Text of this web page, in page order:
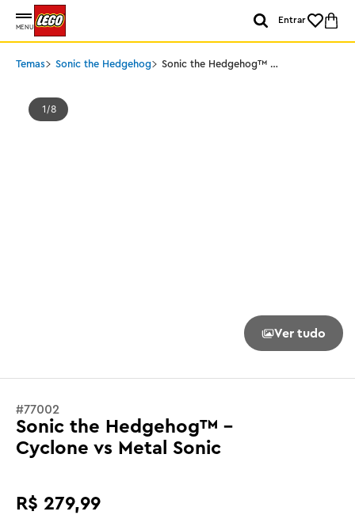
MENU
Entrar
Temas Sonic the Hedgehog
Sonic the Hedgehog™ -
1 8
Ver tudo
#77002
Sonic the Hedgehog™ -
Cyclone vs Metal Sonic
R$ 279,99